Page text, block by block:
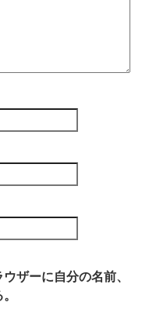
ザーに自分の名前、